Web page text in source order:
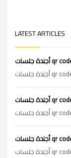
LATEST ARTICLES